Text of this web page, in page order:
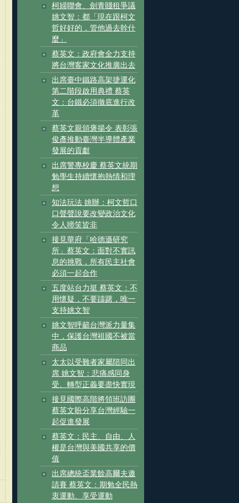
柯婦聯會、劍青賤租爭議
姚文智：都「現在跟柯文
哲好好的，管他過去幹什
麼」
蔡英文：政府會全力支持
將台灣客家文化推廣出去
出席臺中鐵路高架捷運化
第二階段啟用典禮 蔡英
文：台鐵必須徹底進行改
革
蔡英文親頒褒揚令 表彰張
俊彥推動臺灣半導體產業
發展的貢獻
出席警專校慶 蔡英文統期
勉學生持續懷抱熱情和理
想
知法玩法 姚辦：柯文哲口
口聲聲說要改變政治文化
令人啼笑皆非
接見華府「哈德遜研究
所」蔡英文：面對不實訊
息的挑戰，所有民主社會
必須一起合作
五度站台力挺 蔡英文：不
用懷疑，不要躊躇，唯一
支持姚文智
姚文智呼籲台灣派力量集
中，保護台灣祖國不被當
商品
太太以受難者家屬陪同出
席 姚文智：悲痛感同身
受、轉型正義要盡快實現
接見國際高階將領班訪團
蔡英文盼分享台灣經驗一
起促進發展
蔡英文：民主、自由、人
權是台灣與美國共享的價
值
出席總統盃業餘高爾夫邀
請賽 蔡英文：期勉全民熱
衷運動、享受運動